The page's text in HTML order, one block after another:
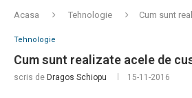
Acasa Tehnologie Cum sunt
Tehnologie
Cum sunt realizate acele de
scris de Dragos Schiopu 15-11-2016